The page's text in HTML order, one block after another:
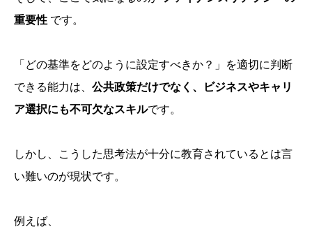
重要性 です。
「どの基準をどのように設定すべきか？」を適切に判断
できる能力は、 公共政策だけでなく、ビジネスやキャリ
ア選択にも不可欠なスキルです。
しかし、こうした思考法が十分に教育されているとは言
い難いのが現状です。
例えば、